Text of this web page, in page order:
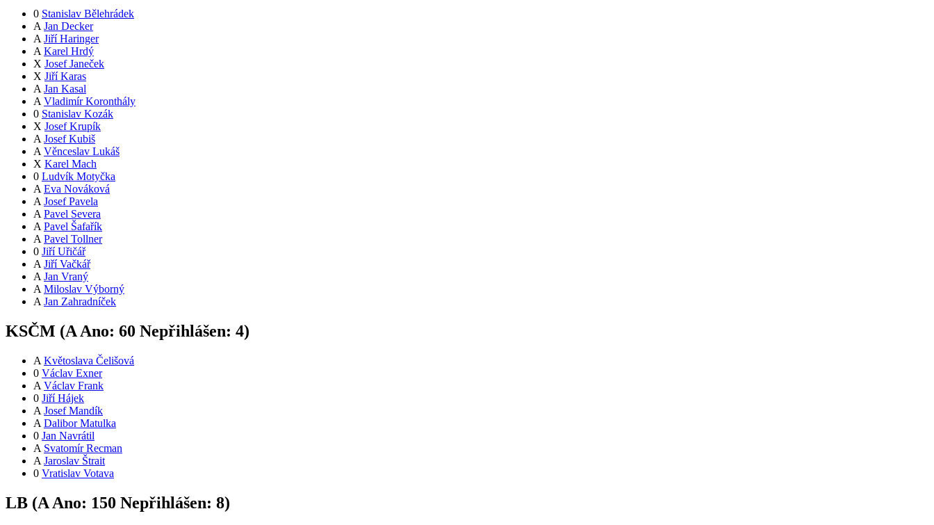
0 Stanislav Bělehrádek
A Jan Decker
A Jiří Haringer
A Karel Hrdý
X Josef Janeček
X Jiří Karas
A Jan Kasal
A Vladimír Koronthály
0 Stanislav Kozák
X Josef Krupík
A Josef Kubiš
A Věnceslav Lukáš
X Karel Mach
0 Ludvík Motyčka
A Eva Nováková
A Josef Pavela
A Pavel Severa
A Pavel Šafařík
A Pavel Tollner
0 Jiří Uřičář
A Jiří Vačkář
A Jan Vraný
A Miloslav Výborný
A Jan Zahradníček
KSČM (A Ano: 60 Nepřihlášen: 4)
A Květoslava Čelišová
0 Václav Exner
A Václav Frank
0 Jiří Hájek
A Josef Mandík
A Dalibor Matulka
0 Jan Navrátil
A Svatomír Recman
A Jaroslav Štrait
0 Vratislav Votava
LB (A Ano: 150 Nepřihlášen: 8)